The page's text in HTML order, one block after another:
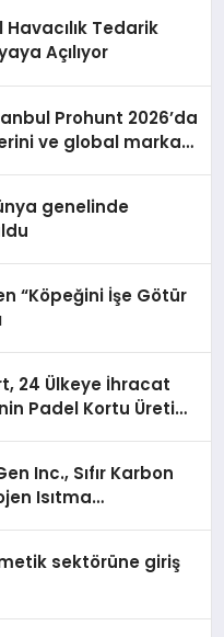
Tedarik
Açılıyor
Prohunt 2026’da
ve global marka
genelinde
“Köpeğini İşe Götür
24 Ülkeye İhracat
Padel Kortu Üretim
Inc., Sıfır Karbon
Isıtma
sektörüne giriş